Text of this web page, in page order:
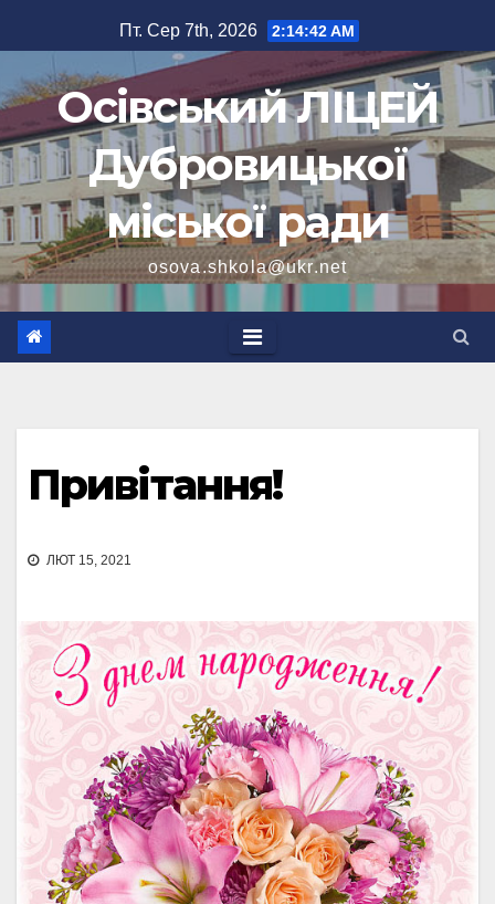
до
вмісту
Пт. Сер 7th, 2026 2:14:43 AM
Осівський ЛІЦЕЙ
Дубровицької
міської ради
osova.shkola@ukr.net
Привітання!
ЛЮТ 15, 2021